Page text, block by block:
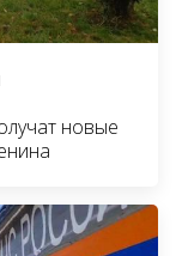
новые